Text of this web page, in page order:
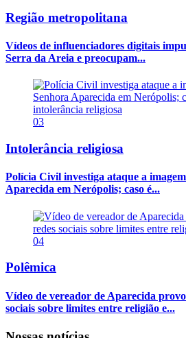
Região metropolitana
Vídeos de influenciadores digitais
Serra da Areia e preocupam...
03
Intolerância religiosa
Polícia Civil investiga ataque a
Aparecida em Nerópolis; caso é...
04
Polêmica
Vídeo de vereador de Aparecida
sociais sobre limites entre religião e...